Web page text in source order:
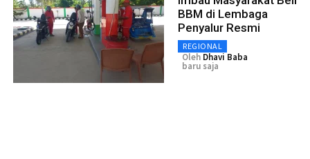
BBM di Lembaga
Penyalur Resmi
REGIONAL
Oleh Dhavi Baba
baru saja